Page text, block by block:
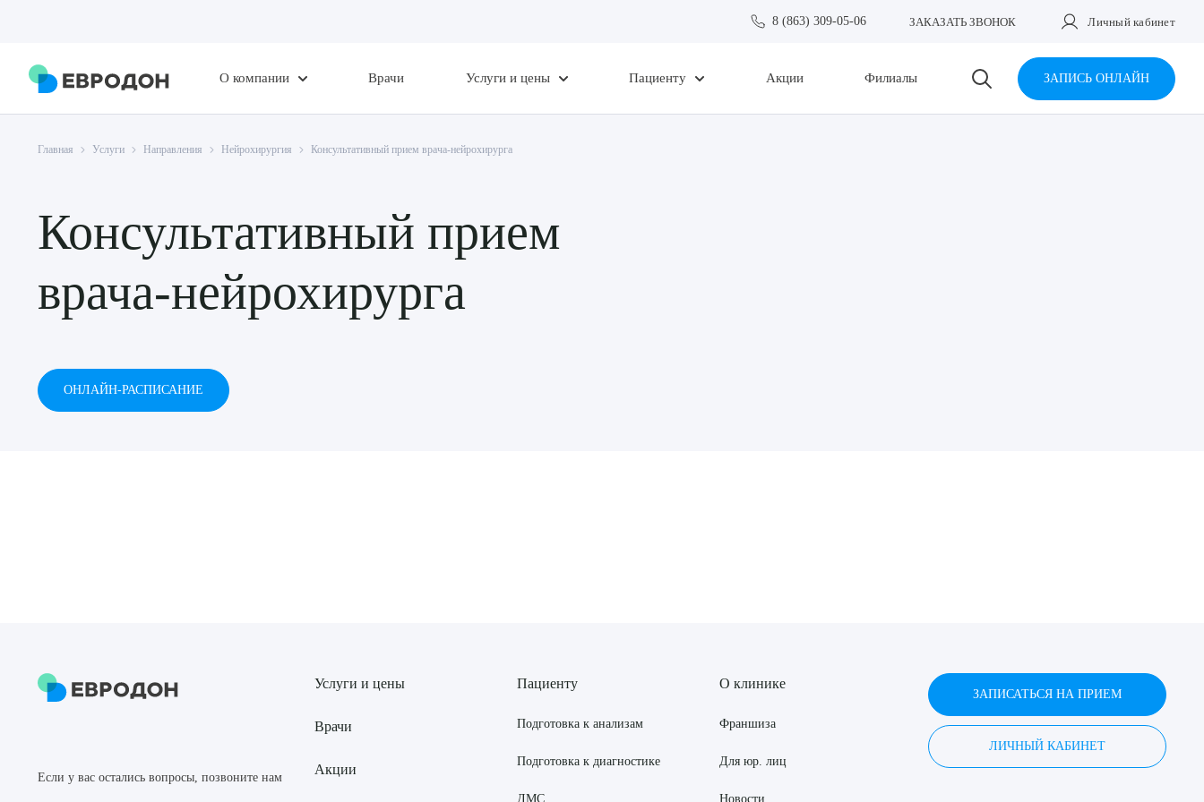
8 (863) 309-05-06 ЗАКАЗАТЬ ЗВОНОК Личный кабинет
О компании Врачи Услуги и цены Пациенту Акции Филиалы ЗАПИСЬ ОНЛАЙН
Главная Услуги Направления Нейрохирургия Консультативный прием врача-нейрохирурга
Консультативный прием
врача-нейрохирурга
ОНЛАЙН-РАСПИСАНИЕ
Если у вас остались вопросы, позвоните нам
Услуги и цены
Врачи
Акции
Пациенту
Подготовка к анализам
Подготовка к диагностике
ДМС
О клинике
Франшиза
Для юр. лиц
Новости
ЗАПИСАТЬСЯ НА ПРИЕМ
ЛИЧНЫЙ КАБИНЕТ